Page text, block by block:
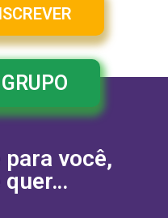
para você,
quer…